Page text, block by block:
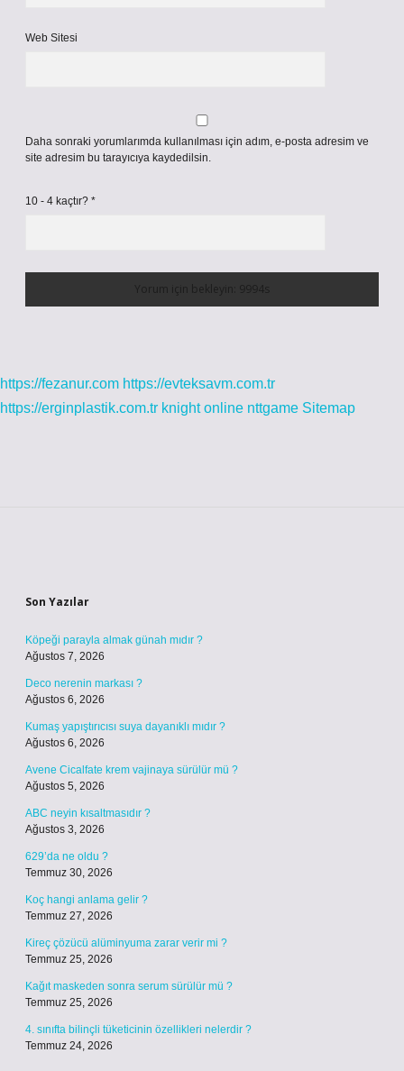
Web Sitesi
Daha sonraki yorumlarımda kullanılması için adım, e-posta adresim ve
site adresim bu tarayıcıya kaydedilsin.
10 - 4 kaçtır? *
https://fezanur.com https://evteksavm.com.tr
https://erginplastik.com.tr knight online nttgame Sitemap
Son Yazılar
Köpeği parayla almak günah mıdır ?
Ağustos 7, 2026
Deco nerenin markası ?
Ağustos 6, 2026
Kumaş yapıştırıcısı suya dayanıklı mıdır ?
Ağustos 6, 2026
Avene Cicalfate krem vajinaya sürülür mü ?
Ağustos 5, 2026
ABC neyin kısaltmasıdır ?
Ağustos 3, 2026
629’da ne oldu ?
Temmuz 30, 2026
Koç hangi anlama gelir ?
Temmuz 27, 2026
Kireç çözücü alüminyuma zarar verir mi ?
Temmuz 25, 2026
Kağıt maskeden sonra serum sürülür mü ?
Temmuz 25, 2026
4. sınıfta bilinçli tüketicinin özellikleri nelerdir ?
Temmuz 24, 2026